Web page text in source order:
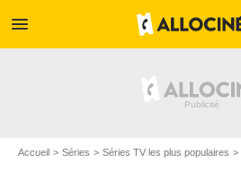
menu
Accueil Séries Séries TV les plus populaires